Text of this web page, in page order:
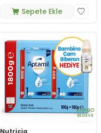
Sepete Ekle
KARGO
BEDAVA
Nutricia